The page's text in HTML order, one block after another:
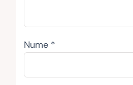
Nume *